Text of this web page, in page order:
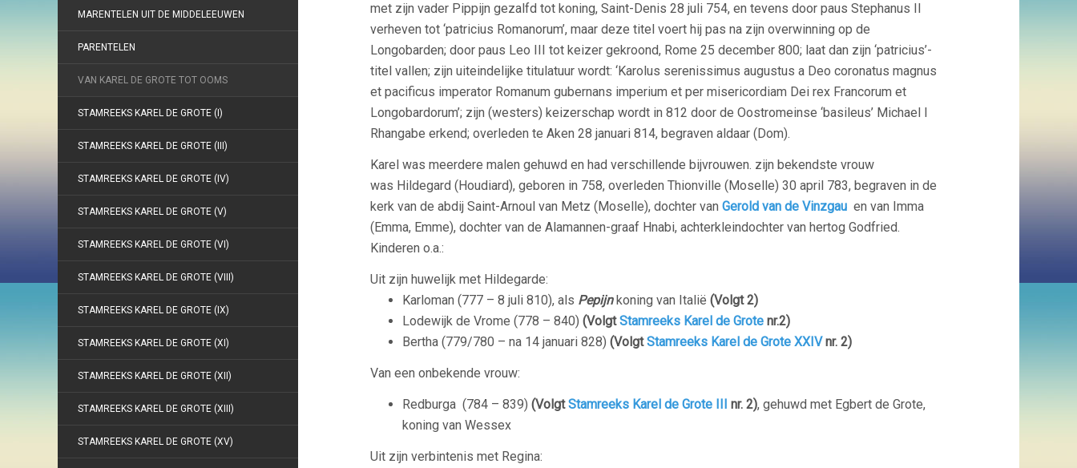
MARENTELEN UIT DE MIDDELEEUWEN
PARENTELEN
VAN KAREL DE GROTE TOT OOMS
STAMREEKS KAREL DE GROTE (I)
STAMREEKS KAREL DE GROTE (III)
STAMREEKS KAREL DE GROTE (IV)
STAMREEKS KAREL DE GROTE (V)
STAMREEKS KAREL DE GROTE (VI)
STAMREEKS KAREL DE GROTE (VIII)
STAMREEKS KAREL DE GROTE (IX)
STAMREEKS KAREL DE GROTE (XI)
STAMREEKS KAREL DE GROTE (XII)
STAMREEKS KAREL DE GROTE (XIII)
STAMREEKS KAREL DE GROTE (XV)
met zijn vader Pippijn gezalfd tot koning, Saint-Denis 28 juli 754, en tevens door paus Stephanus II
verheven tot ‘patricius Romanorum’, maar deze titel voert hij pas na zijn overwinning op de
Longobarden; door paus Leo III tot keizer gekroond, Rome 25 december 800; laat dan zijn ‘patricius’-
titel vallen; zijn uiteindelijke titulatuur wordt: ‘Karolus serenissimus augustus a Deo coronatus magnus
et pacificus imperator Romanum gubernans imperium et per misericordiam Dei rex Francorum et
Longobardorum’; zijn (westers) keizerschap wordt in 812 door de Oostromeinse ‘basileus’ Michael I
Rhangabe erkend; overleden te Aken 28 januari 814, begraven aldaar (Dom).
Karel was meerdere malen gehuwd en had verschillende bijvrouwen. zijn bekendste vrouw
was Hildegard (Houdiard), geboren in 758, overleden Thionville (Moselle) 30 april 783, begraven in de
kerk van de abdij Saint-Arnoul van Metz (Moselle), dochter van Gerold van de Vinzgau en van Imma
(Emma, Emme), dochter van de Alamannen-graaf Hnabi, achterkleindochter van hertog Godfried.
Kinderen o.a.:
Uit zijn huwelijk met Hildegarde:
Karloman (777 – 8 juli 810), als Pepijnkoning van Italië (Volgt 2)
Lodewijk de Vrome (778 – 840) (VolgtStamreeks Karel de Grote nr.2)
Bertha (779/780 – na 14 januari 828) (VolgtStamreeks Karel de Grote XXIVnr. 2)
Van een onbekende vrouw:
Redburga (784 – 839) (VolgtStamreeks Karel de Grote III nr. 2), gehuwd met Egbert de Grote,
koning van Wessex
Uit zijn verbintenis met Regina: